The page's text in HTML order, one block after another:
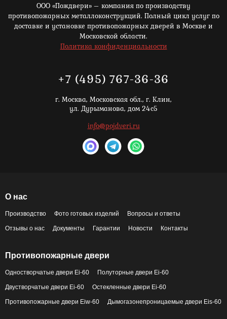
ООО «Пождвери» – компания по производству
противопожарных металлоконструкций. Полный цикл услуг по
доставке и установке противопожарных дверей в Москве и
Московской области.
Политика конфиденциальности
+7 (495) 767-36-36
г. Москва, Московская обл., г. Клин,
ул. Дурыманова, дом 24с5
info@pojdveri.ru
О нас
Производство Фото готовых изделий Вопросы и ответы
Отзывы о нас Документы Гарантии Новости Контакты
Противопожарные двери
Одностворчатые двери Ei-60 Полуторные двери Ei-60
Двустворчатые двери Ei-60 Остекленные двери Ei-60
Противопожарные двери Eiw-60 Дымогазонепроницаемые двери Eis-60